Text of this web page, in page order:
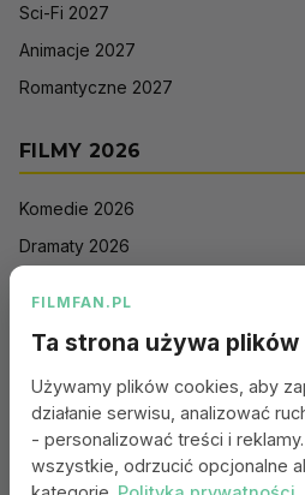
Sci-Fi 2027
Animacje 2027
Romantyczne 2027
FILMY 2026
Komedie 2026
Dramaty 2026
Sci-Fi 2026
Animacje 2026
Romantyczne 2026
FILMFAN.PL
Ta strona używa
Używamy plików cookies, aby
działanie serwisu, analizować
- personalizować treści i
wszystkie, odrzucić opcjonalne